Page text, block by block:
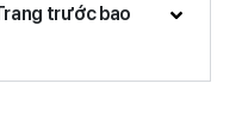
trước bao